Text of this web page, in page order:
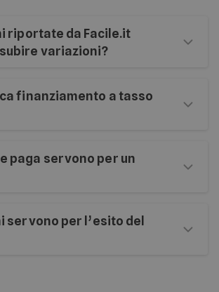
riportate da Facile.it
variazioni?
alla verifica di fattibilità effettuata
selezionato.
finanziamento a tasso
paga servono per un
2 o 3 buste paga.
servono per l’esito del